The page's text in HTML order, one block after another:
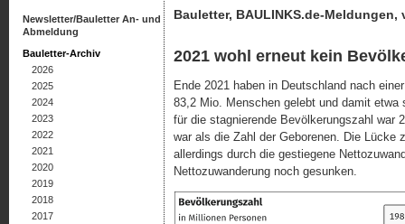
Bauletter, BAULINKS.de-Meldungen,
2021 wohl erneut kein
Ende 2021 haben in Deutschland nach
83,2 Mio. Menschen gelebt und damit
für die stagnierende Bevölkerungszahl war
war als die Zahl der Geborenen. Die Lücke
allerdings durch die gestiegene
Nettozuwanderung noch gesunken.
Newsletter/Bauletter An- und
Abmeldung
Bauletter-Archiv
2026
2025
2024
2023
2022
2021
2020
2019
2018
2017